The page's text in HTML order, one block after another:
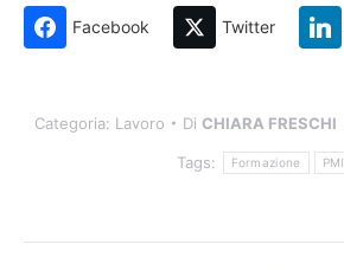
Facebook Twitter
Categoria: Lavoro Di CHIARA FRESCHI
Tags: Formazione PMI